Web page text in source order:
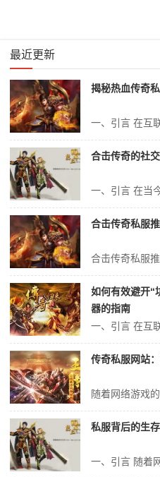
最近更新
揭秘热血传奇
合击传奇的社
合击传奇私服
如何有效避开“
器的指南
传奇私服网站
私服背后的生